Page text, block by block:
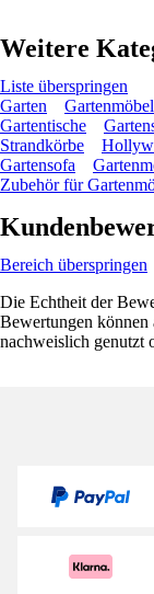
Weitere
Liste überspringen
Garten
Gartenmöbel
Gartentische
Strandkörbe
Gartensofa
Zubehör für
Bereich überspringen
Die Echtheit der
Bewertungen können
nachweislich genutzt